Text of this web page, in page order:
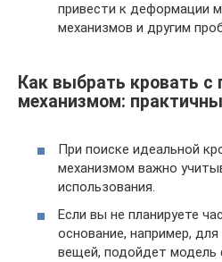
привести к деформации
механизмов и другим
Как выбрать кровать
механизмом:
При поиске идеальной
механизмом важно
использования.
Если вы не планируете
основание, например,
вещей, подойдет модель